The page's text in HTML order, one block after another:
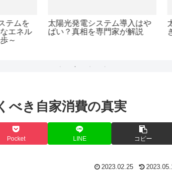
や
太陽光発電導入前に知るべ
き！協会の役割とは？
太陽
とそ
べき自家消費の真実
Pocket LINE コピー
2023.02.25